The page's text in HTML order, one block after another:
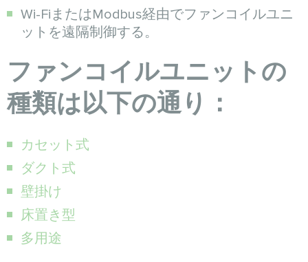
Wi-FiまたはModbus経由でファンコイルユニ
ットを遠隔制御する。
ファンコイルユニットの
種類は以下の通り：
カセット式
ダクト式
壁掛け
床置き型
多用途